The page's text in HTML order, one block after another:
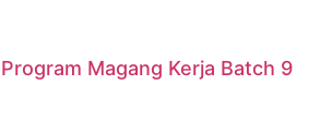
Magang Kerja Batch 9